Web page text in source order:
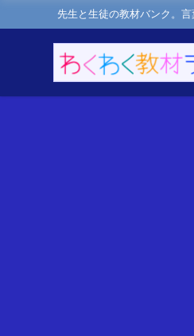
先生と生徒の教材バンク。